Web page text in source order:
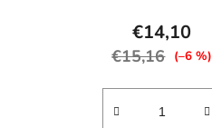
€14,10
€15,16 (–6 %)